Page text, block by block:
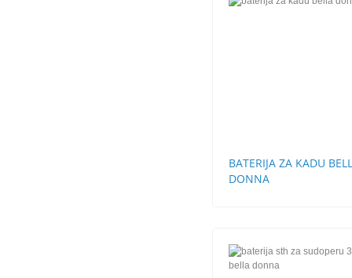
BATERIJA ZA KADU
DONNA